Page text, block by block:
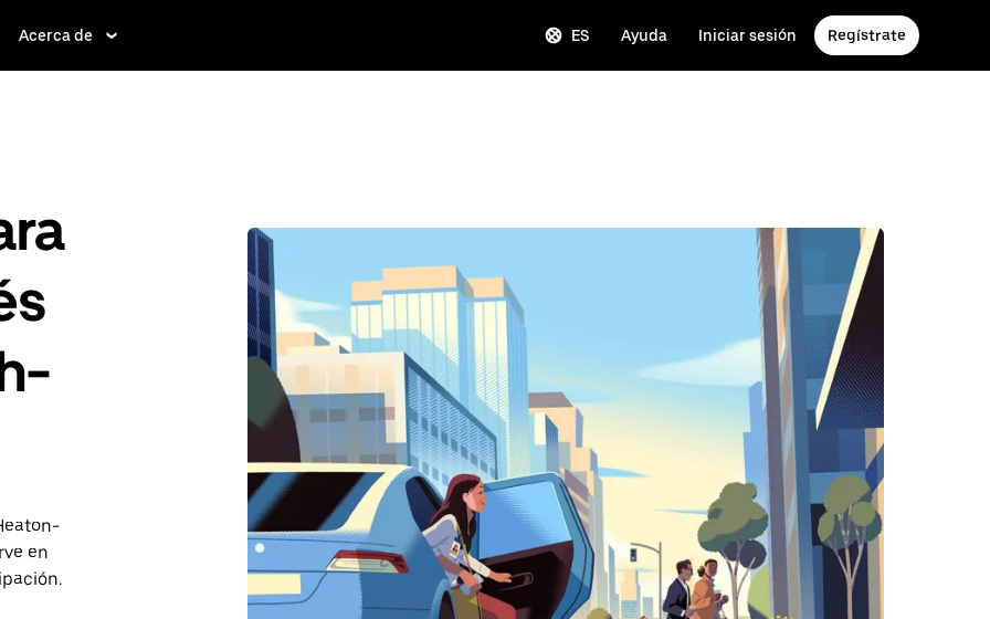
Acerca de ES Ayuda Iniciar sesión Regístrate
en